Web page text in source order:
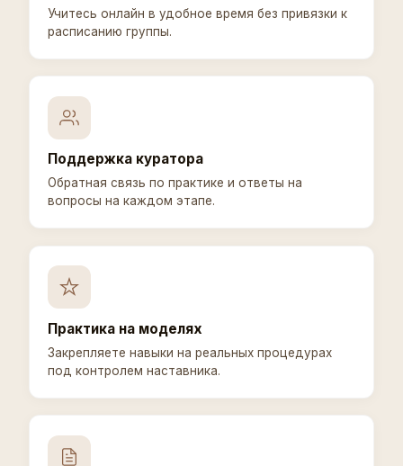
Учитесь онлайн в удобное время без привязки к
расписанию группы.
Поддержка куратора
Обратная связь по практике и ответы на
вопросы на каждом этапе.
Практика на моделях
Закрепляете навыки на реальных процедурах
под контролем наставника.